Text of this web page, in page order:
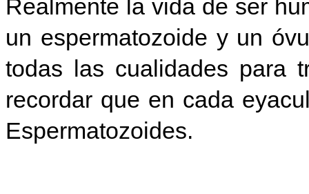
Realmente la vida de ser
un espermatozoide y un
todas las cualidades para
recordar que en cada
Espermatozoides.